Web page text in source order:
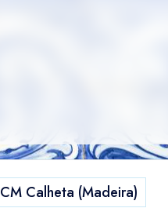
CM Calheta (Madeira)